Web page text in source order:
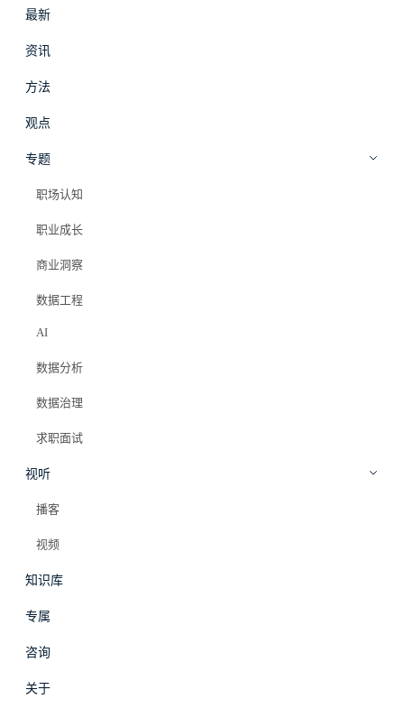
最新
资讯
方法
观点
专题
职场认知
职业成长
商业洞察
数据工程
AI
数据分析
数据治理
求职面试
视听
播客
视频
知识库
专属
咨询
关于
全部标签
中间表
共 1 篇文章
PRO